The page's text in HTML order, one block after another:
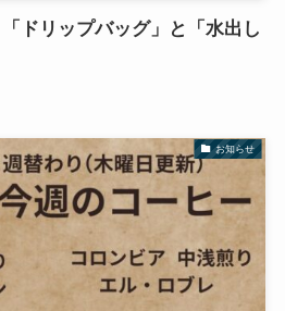
ドリップバッグ」と「水出し
お知らせ